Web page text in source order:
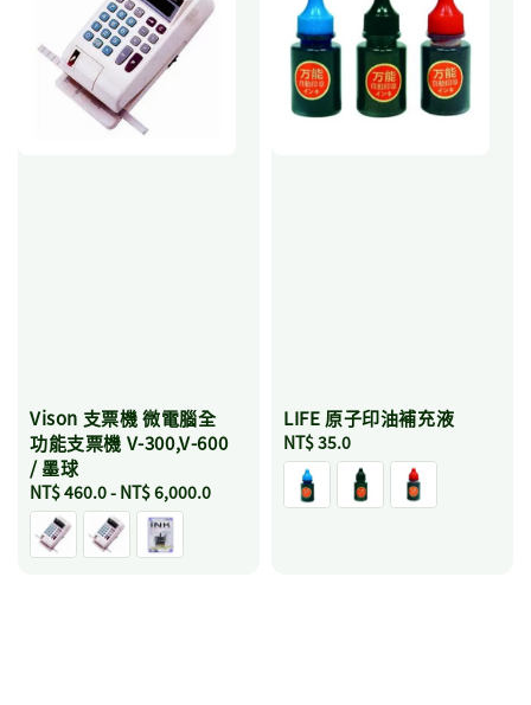
Vison 支票機 微電腦全
功能支票機 V-300,V-600
/ 墨球
Regular
price
NT$ 460.0- NT$ 6,000.0
LIFE 原子印油補充液
Regular
price
NT$ 35.0